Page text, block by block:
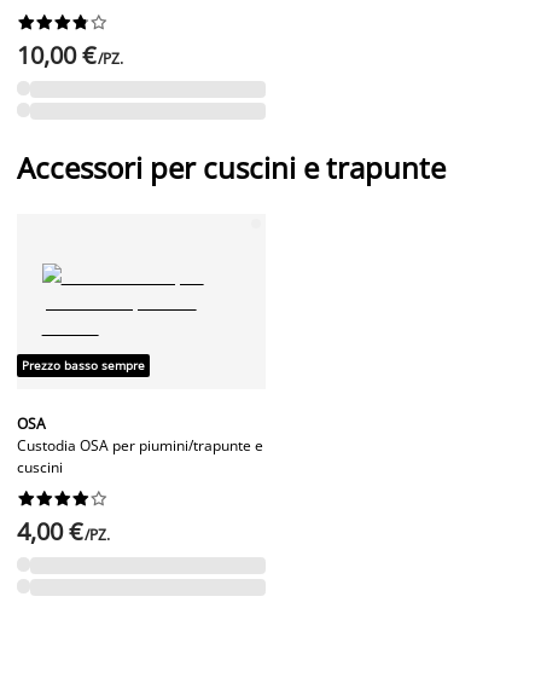






10,00 €/PZ.
Accessori per cuscini e trapunte
Prezzo basso sempre
OSA
Custodia OSA per piumini/trapunte e
cuscini






4,00 €/PZ.